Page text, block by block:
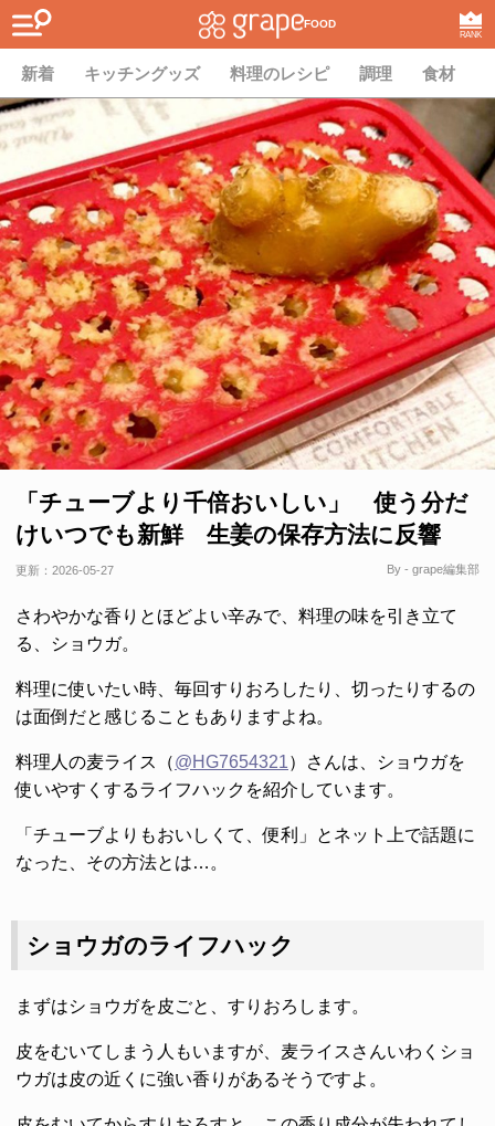
FOOD
RANK
新着 キッチングッズ 料理のレシピ 調理 食材
「チューブより千倍おいしい」 使う分だ
けいつでも新鮮 生姜の保存方法に反響
更新： 2026-05-27 By - grape編集部
さわやかな香りとほどよい辛みで、料理の味を引き立て
る、ショウガ。
料理に使いたい時、毎回すりおろしたり、切ったりするの
は面倒だと感じることもありますよね。
料理人の麦ライス（@HG7654321）さんは、ショウガを
使いやすくするライフハックを紹介しています。
「チューブよりもおいしくて、便利」とネット上で話題に
なった、その方法とは…。
ショウガのライフハック
まずはショウガを皮ごと、すりおろします。
皮をむいてしまう人もいますが、麦ライスさんいわくショ
ウガは皮の近くに強い香りがあるそうですよ。